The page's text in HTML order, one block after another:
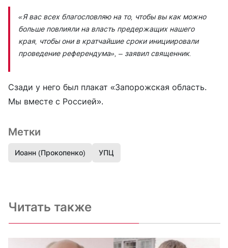
«Я вас всех благословляю на то, чтобы вы как можно
больше повлияли на власть предержащих нашего
края, чтобы они в кратчайшие сроки инициировали
проведение референдума», – заявил священник.
Сзади у него был плакат «Запорожская область.
Мы вместе с Россией».
Метки
Иоанн (Прокопенко) УПЦ
Читать также